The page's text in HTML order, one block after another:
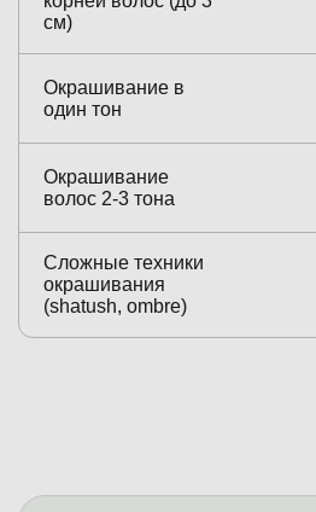
см)
Окрашивание в
один тон
Окрашивание
волос 2-3 тона
Сложные техники
окрашивания
(shatush, ombre)